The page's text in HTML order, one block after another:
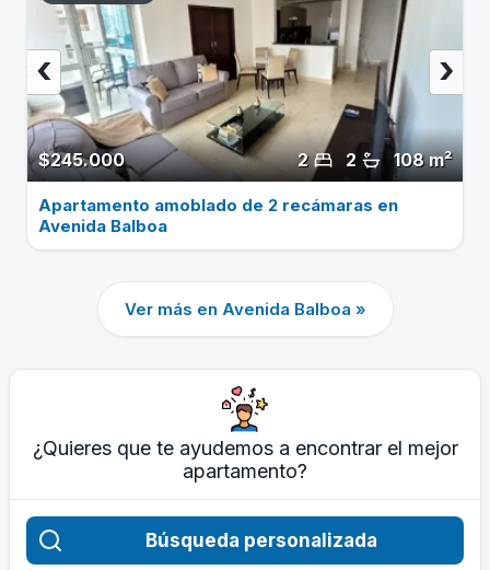
$245.000 108 m²
2
2
›
‹
Apartamento amoblado de 2 recámaras en
Avenida Balboa
Ver más en Avenida Balboa »
¿Quieres que te ayudemos a encontrar el mejor
apartamento?
Búsqueda personalizada